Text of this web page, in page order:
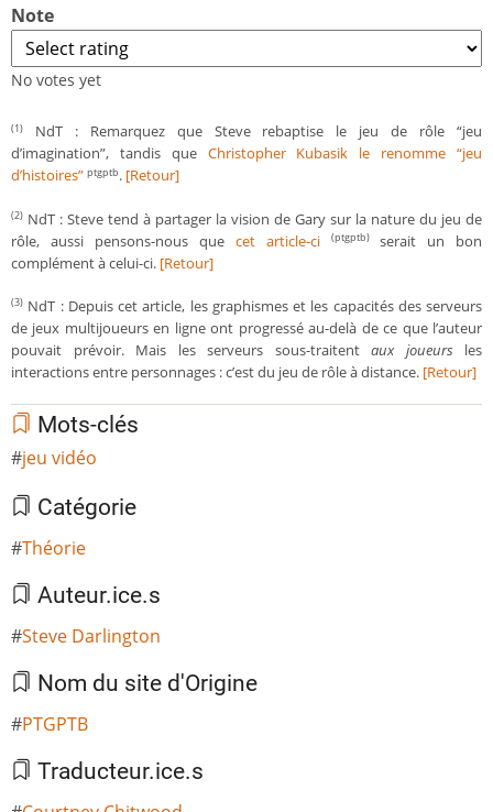
Note
No votes yet
(1)
NdT : Remarquez que Steve rebaptise le jeu de rôle “jeu
d’imagination”, tandis que Christopher Kubasik le renomme “jeu
d’histoires” ptgptb. [Retour]
(2) NdT : Steve tend à partager la vision de Gary sur la nature du jeu de
rôle, aussi pensons-nous que cet article-ci (ptgptb) serait un bon
complément à celui-ci. [Retour]
(3) NdT : Depuis cet article, les graphismes et les capacités des serveurs
de jeux multijoueurs en ligne ont progressé au-delà de ce que l’auteur
pouvait prévoir. Mais les serveurs sous-traitent aux joueurs les
interactions entre personnages : c’est du jeu de rôle à distance. [Retour]
Mots-clés
jeu vidéo
Catégorie
Théorie
Auteur.ice.s
Steve Darlington
Nom du site d'Origine
PTGPTB
Traducteur.ice.s